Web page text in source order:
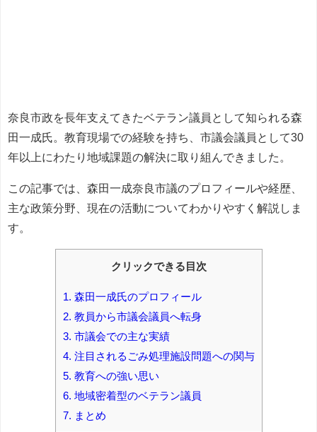
奈良市政を長年支えてきたベテラン議員として知られる森
田一成氏。教育現場での経験を持ち、市議会議員として30
年以上にわたり地域課題の解決に取り組んできました。
この記事では、森田一成奈良市議のプロフィールや経歴、
主な政策分野、現在の活動についてわかりやすく解説しま
す。
クリックできる目次
1. 森田一成氏のプロフィール
2. 教員から市議会議員へ転身
3. 市議会での主な実績
4. 注目されるごみ処理施設問題への関与
5. 教育への強い思い
6. 地域密着型のベテラン議員
7. まとめ